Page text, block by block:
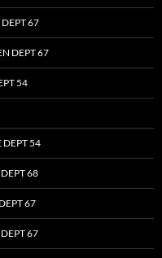
DEPT 67
DEPT 67
54
DEPT 54
68
67
67